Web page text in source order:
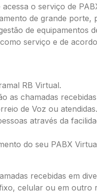
o serviço de
de grande porte,
de equipamentos
serviço e de
RB Virtual.
as chamadas
de Voz ou atendidas.
através da
do seu PABX
recebidas em
celular ou em outro